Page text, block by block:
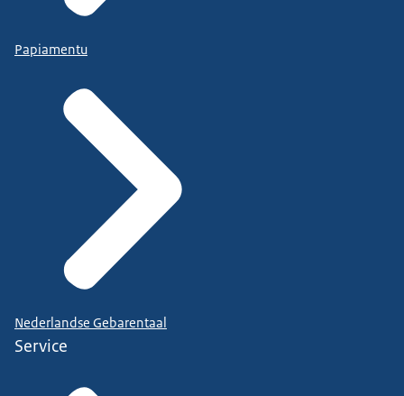
Papiamentu
Nederlandse Gebarentaal
Service